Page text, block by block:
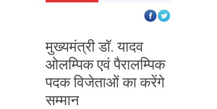
मुख्यमंत्री डॉ. यादव
ओलम्पिक एवं पैरालम्पिक
पदक विजेताओं का करेंगे
सम्मान